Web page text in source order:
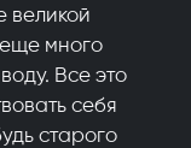
великой
много
Все это
себя
старого